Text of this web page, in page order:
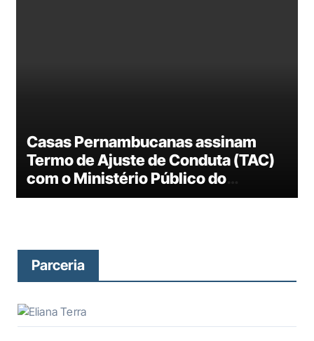
Casas Pernambucanas assinam
Termo de Ajuste de Conduta (TAC)
com o Ministério Público do
Trabalho (MPTSP): processo
à escravidão
Parceria